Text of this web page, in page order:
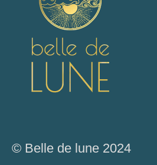
© Belle de lune 2024